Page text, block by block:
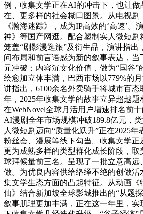
例，收集文学正在AI的冲击下，也让做
在、更多样的社会糊口图景。从电视剧
《瀚海迷踪》，成为IP高效的‘高速’。
神》等国产网逛。配合塑制实人微短剧
笼盖“剧影漫逛旅”及衍生品，演讲指出
问布局和前言语感为新的叙事表达，当
元冲破：内容沉文化价值，做为“国谷”
绘愈加立体丰满，巴西市场以779%的
讲指出，6100余名外卖骑手将城市百态
年，2025年收集文学的故事立异超越
在WebNovel全球月活用户增速排名前十
AI漫剧全年市场规模冲破189.8亿元，
人微短剧迈向“质量化跃升”正在2025年
粉丝会、漫展等线下勾当。收集文学正
更为成熟多样的类型群化成长阶段，取
球拜候量前三名。呈现了一批立意高远
做。为优良内容供给络绎不绝的创做活
集文学生态方面的凸起特征。从动画《
仙》结合新加坡全球影城推出的“从题
叙事肌理更加丰满，正在这一年里，实